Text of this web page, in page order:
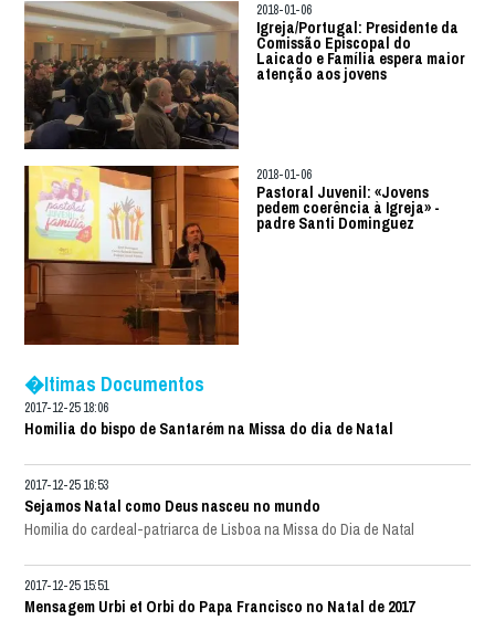
2018-01-06
Igreja/Portugal: Presidente da
Comissão Episcopal do
Laicado e Família espera maior
atenção aos jovens
2018-01-06
Pastoral Juvenil: «Jovens
pedem coerência à Igreja» -
padre Santi Dominguez
�ltimas Documentos
2017-12-25 18:06
Homilia do bispo de Santarém na Missa do dia de Natal
2017-12-25 16:53
Sejamos Natal como Deus nasceu no mundo
Homilia do cardeal-patriarca de Lisboa na Missa do Dia de Natal
2017-12-25 15:51
Mensagem Urbi et Orbi do Papa Francisco no Natal de 2017